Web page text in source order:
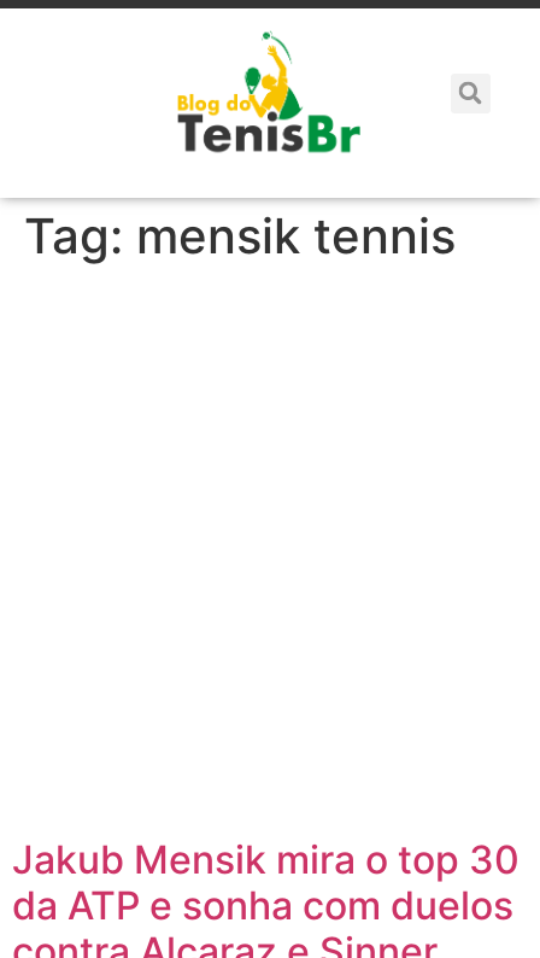
Tag: mensik tennis
Jakub Mensik mira o top 30
da ATP e sonha com duelos